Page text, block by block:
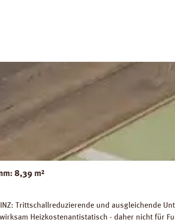
Strong Silent Verlegeanleitung PRINZ Strong
8,39 m²
Trittschallreduzierende und ausgleichende
Heizkostenantistatisch - daher nicht für